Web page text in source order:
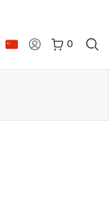
0